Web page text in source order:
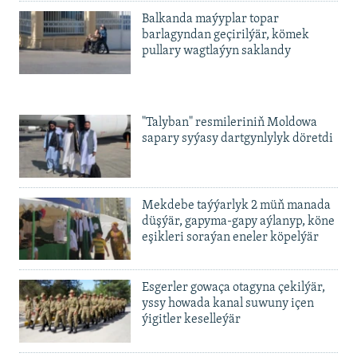
Balkanda maýyplar topar
barlagyndan geçirilýär, kömek
pullary wagtlaýyn saklandy
"Talyban" resmileriniň Moldowa
sapary syýasy dartgynlylyk döretdi
Mekdebe taýýarlyk 2 müň manada
düşýär, gapyma-gapy aýlanyp, köne
eşikleri soraýan eneler köpelýär
Esgerler gowaça otagyna çekilýär,
yssy howada kanal suwuny içen
ýigitler keselleýär